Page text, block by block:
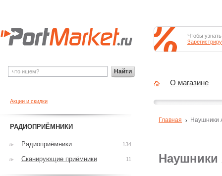
Наушники
Главная Наушники
Акции и скидки
РАДИОПРИЁМНИКИ
Радиоприёмники 134
Сканирующие приёмники 11
Найти
Чтобы
О магазине